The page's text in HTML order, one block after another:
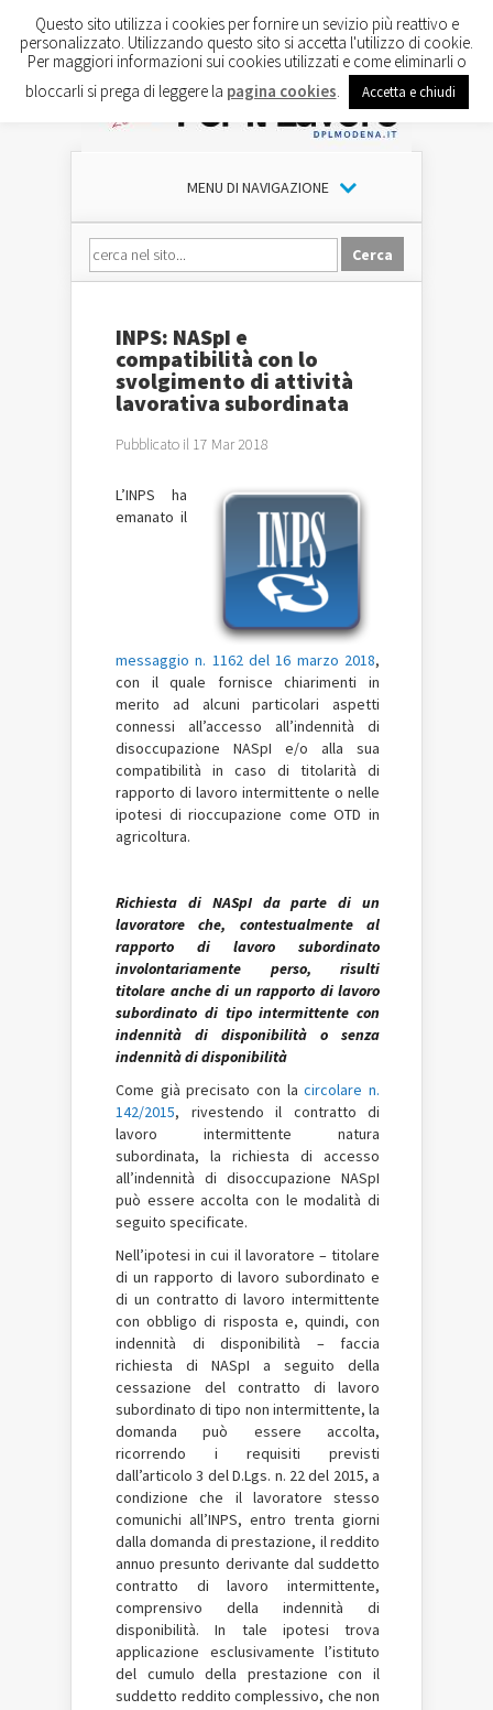
MENU DI NAVIGAZIONE
INPS: NASpI e
compatibilità con lo
svolgimento di attività
lavorativa subordinata
Pubblicato il 17 Mar 2018
L’INPS ha
emanato il
messaggio n. 1162 del 16 marzo 2018,
con il quale fornisce chiarimenti in
merito ad alcuni particolari aspetti
connessi all’accesso all’indennità di
disoccupazione NASpI e/o alla sua
compatibilità in caso di titolarità di
rapporto di lavoro intermittente o nelle
ipotesi di rioccupazione come OTD in
agricoltura.
Richiesta di NASpI da parte di un
lavoratore che, contestualmente al
rapporto di lavoro subordinato
involontariamente perso, risulti
titolare anche di un rapporto di lavoro
subordinato di tipo intermittente con
indennità di disponibilità o senza
indennità di disponibilità
Come già precisato con lacircolare n.
142/2015, rivestendo il contratto di
lavoro intermittente natura
subordinata, la richiesta di accesso
all’indennità di disoccupazione NASpI
può essere accolta con le modalità di
seguito specificate.
Nell’ipotesi in cui il lavoratore – titolare
di un rapporto di lavoro subordinato e
di un contratto di lavoro intermittente
con obbligo di risposta e, quindi, con
indennità di disponibilità – faccia
richiesta di NASpI a seguito della
cessazione del contratto di lavoro
subordinato di tipo non intermittente, la
domanda può essere accolta,
ricorrendo i requisiti previsti
dall’articolo 3 del D.Lgs. n. 22 del 2015, a
condizione che il lavoratore stesso
comunichi all’INPS, entro trenta giorni
dalla domanda di prestazione, il reddito
annuo presunto derivante dal suddetto
contratto di lavoro intermittente,
comprensivo della indennità di
disponibilità. In tale ipotesi trova
applicazione esclusivamente l’istituto
del cumulo della prestazione con il
suddetto reddito complessivo, che non
Questo sito utilizza i cookies per fornire un sevizio più reattivo e
personalizzato. Utilizzando questo sito si accetta l'utilizzo di cookie.
Per maggiori informazioni sui cookies utilizzati e come eliminarli o
bloccarli si prega di leggere la pagina cookies Accetta e chiudi